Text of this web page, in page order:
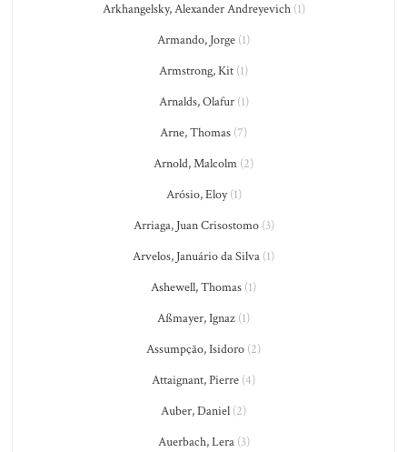
Arkhangelsky, Alexander Andreyevich(1)
Armando, Jorge (1)
Armstrong, Kit (1)
Arnalds, Olafur(1)
Arne, Thomas (7)
Arnold, Malcolm (2)
Arósio, Eloy(1)
Arriaga, Juan Crisostomo(3)
Arvelos, Januário da Silva (1)
Ashewell, Thomas (1)
Aßmayer, Ignaz (1)
Assumpção, Isidoro (2)
Attaignant, Pierre (4)
Auber, Daniel (2)
Auerbach, Lera(3)